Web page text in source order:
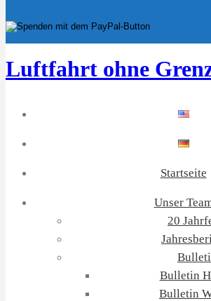
Luftfahrt ohne
Startseite
Unser
20
Bulletin
Bulletin